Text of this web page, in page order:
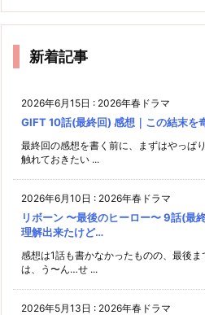
新着記事
2026年6月15日 : 2026年春ドラマ
GIFT 10話(最終回) 感想｜この結末を
最終回の感想を書く前に、まずはやっぱ
触れておきたい ...
2026年6月10日 : 2026年春ドラマ
リボーン 〜最後のヒーロー〜 9話(最
理解出来たけど…
感想は1話も書かなかったものの、最後
は、う〜ん…せ ...
2026年5月13日 : 2026年春ドラマ